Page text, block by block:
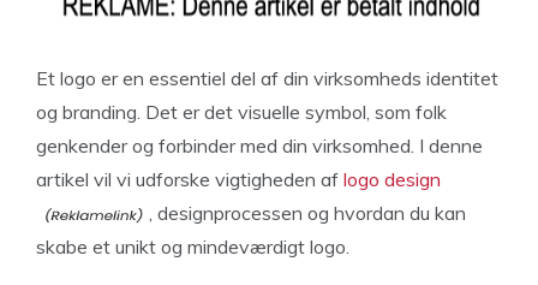
Et logo er en essentiel del af din virksomheds identitet
og branding. Det er det visuelle symbol, som folk
genkender og forbinder med din virksomhed. I denne
artikel vil vi udforske vigtigheden af logo design
, designprocessen og hvordan du kan
skabe et unikt og mindeværdigt logo.